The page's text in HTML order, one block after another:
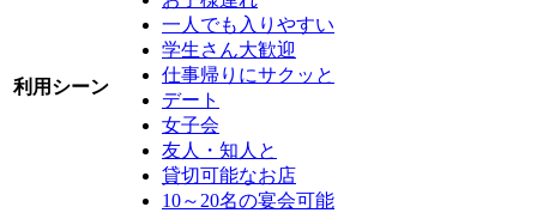
利用シーン
一人でも入りやすい
学生さん大歓迎
仕事帰りにサクッと
デート
女子会
友人・知人と
貸切可能なお店
10～20名の宴会可能